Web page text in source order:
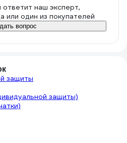
наш эксперт,
или один из покупателей
вопрос
защиты
защиты)